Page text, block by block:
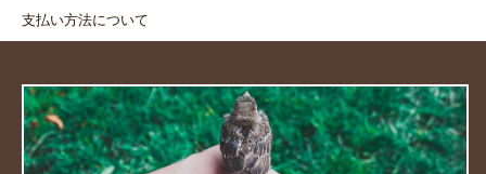
支払い方法について